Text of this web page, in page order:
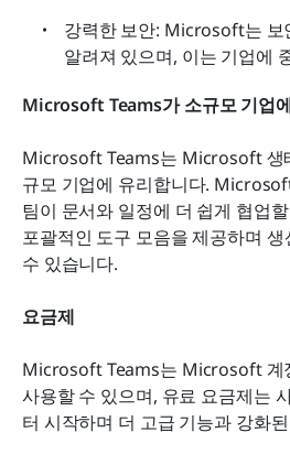
강력한 보안: Microsoft는 보
알려져 있으며, 이는 기업에
Microsoft Teams가 소규모 기업
Microsoft Teams는 Microsoft 생
규모 기업에 유리합니다.
팀이 문서와 일정에 더 쉽게 협업
포괄적인 도구 모음을 제공하며
수 있습니다.
요금제
Microsoft Teams는 Microsoft 계
사용할 수 있으며, 유료 요금제는
터 시작하며 더 고급 기능과 강화